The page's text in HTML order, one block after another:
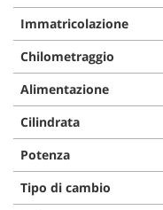
Immatricolazione
Chilometraggio
Alimentazione
Cilindrata
Potenza
Tipo di cambio